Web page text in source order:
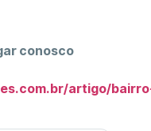
conosco
artigo/